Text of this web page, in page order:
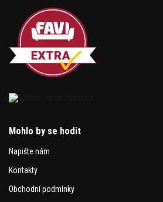
Mohlo by se hodit
Napište nám
Kontakty
Obchodní podmínky